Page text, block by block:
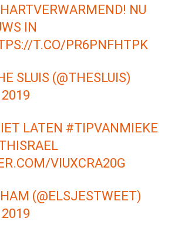
NU
IN
T.CO/PR6PNFHTPK
SLUIS (@THESLUIS)
LATEN #TIPVANMIEKE
VIUXCRA20G
(@ELSJESTWEET)